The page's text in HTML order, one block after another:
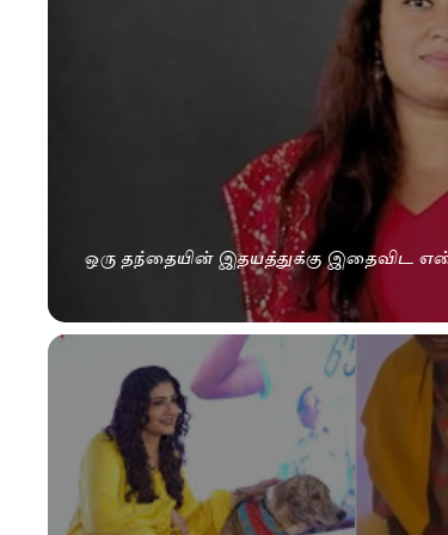
ஒரு தந்தையின் இதயத்துக்கு இதைவிட